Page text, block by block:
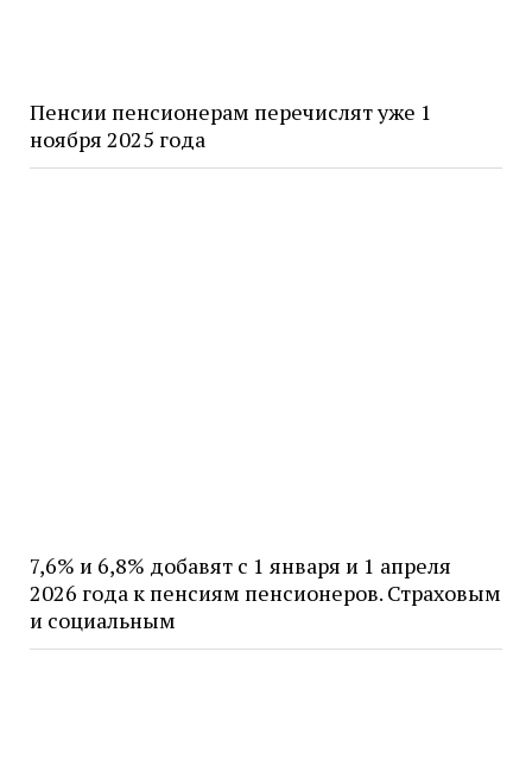
Пенсии пенсионерам перечислят уже 1
ноября 2025 года
7,6% и 6,8% добавят с 1 января и 1 апреля
2026 года к пенсиям пенсионеров. Страховым
и социальным